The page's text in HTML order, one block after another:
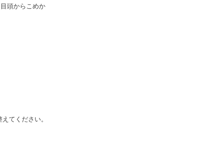
頭からこめか
てください。